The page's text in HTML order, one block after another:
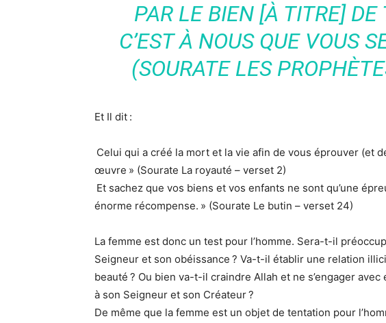
PAR LE BIEN [À TITRE]
C’EST À NOUS QUE VOUS
(SOURATE LES
Et Il dit :
Celui qui a créé la mort et la vie afin de vous éprouver (et
œuvre » (Sourate La royauté – verset 2)
Et sachez que vos biens et vos enfants ne sont qu’une
énorme récompense. » (Sourate Le butin – verset 24)
La femme est donc un test pour l’homme. Sera-t-il
Seigneur et son obéissance ? Va-t-il établir une relation
beauté ? Ou bien va-t-il craindre Allah et ne s’engager
à son Seigneur et son Créateur ?
De même que la femme est un objet de tentation pour